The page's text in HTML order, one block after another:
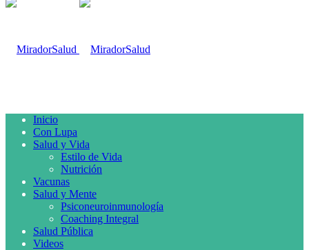
Inicio
Con Lupa
Salud y Vida
Estilo de Vida
Nutrición
Vacunas
Salud y Mente
Psiconeuroinmunología
Coaching Integral
Salud Pública
Videos